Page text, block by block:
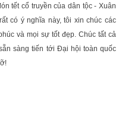
tết cổ truyền của dân tộc - Xuân
có ý nghĩa này, tôi xin chúc các
và mọi sự tốt đẹp. Chúc tất cả
sàng tiến tới Đại hội toàn quốc